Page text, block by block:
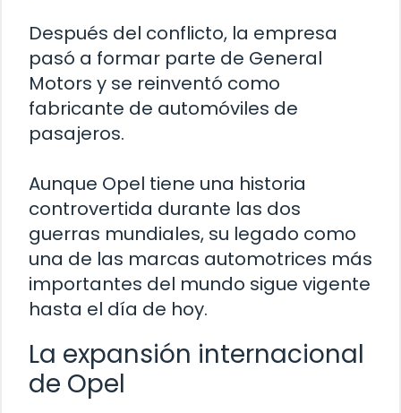
Después del conflicto, la empresa
pasó a formar parte de General
Motors y se reinventó como
fabricante de automóviles de
pasajeros.
Aunque Opel tiene una historia
controvertida durante las dos
guerras mundiales, su legado como
una de las marcas automotrices más
importantes del mundo sigue vigente
hasta el día de hoy.
La expansión internacional
de Opel